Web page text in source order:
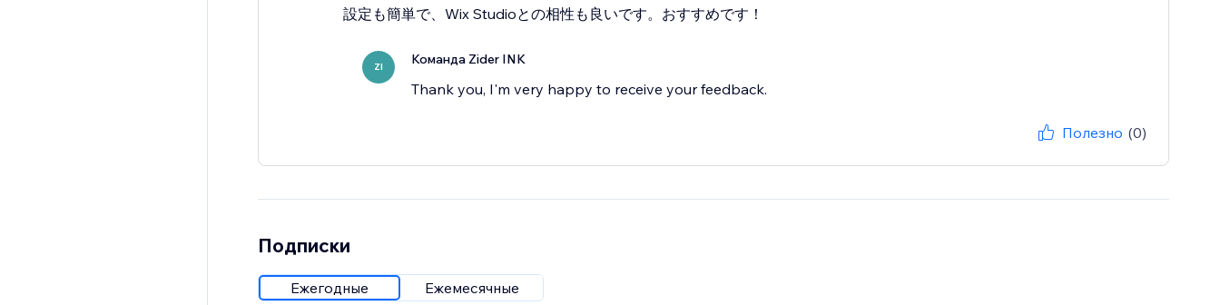
設定も簡単で、Wix Studioとの相性も良いです。おすすめです！
ZI Команда Zider INK
Thank you, I'm very happy to receive your feedback.
Полезно (0)
Подписки
Ежегодные Ежемесячные